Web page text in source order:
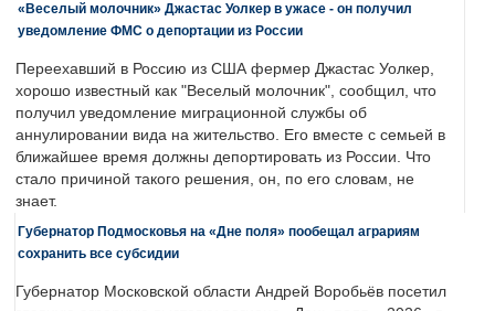
«Веселый молочник» Джастас Уолкер в ужасе - он получил
уведомление ФМС о депортации из России
Переехавший в Россию из США фермер Джастас Уолкер,
хорошо известный как "Веселый молочник", сообщил, что
получил уведомление миграционной службы об
аннулировании вида на жительство. Его вместе с семьей в
ближайшее время должны депортировать из России. Что
стало причиной такого решения, он, по его словам, не
знает.
Губернатор Подмосковья на «Дне поля» пообещал аграриям
сохранить все субсидии
Губернатор Московской области Андрей Воробьёв посетил